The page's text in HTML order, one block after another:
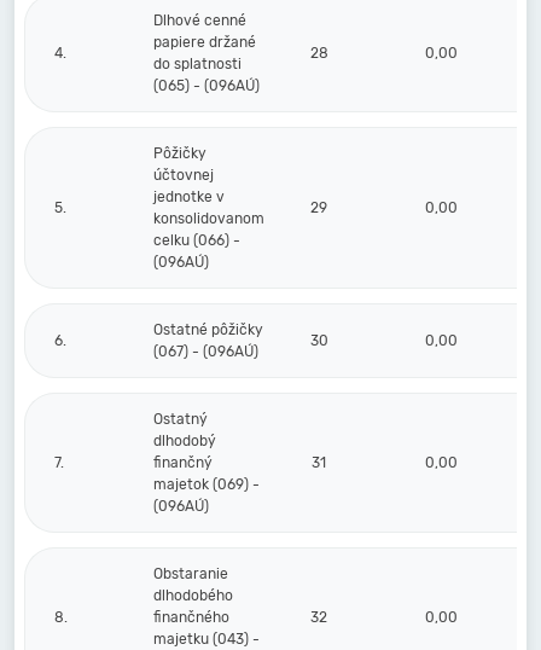
4.
Dlhové cenné
papiere držané
do splatnosti
(065) - (096AÚ)
28 0,00
5.
Pôžičky
účtovnej
jednotke v
konsolidovanom
celku (066) -
(096AÚ)
29 0,00
6.
Ostatné pôžičky
(067) - (096AÚ)
30 0,00
7.
Ostatný
dlhodobý
finančný
majetok (069) -
(096AÚ)
31 0,00
8.
Obstaranie
dlhodobého
finančného
majetku (043) -
32 0,00